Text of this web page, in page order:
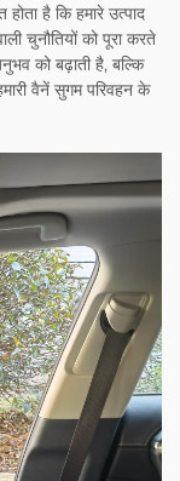
है कि हमारे उत्पाद
चुनौतियों को पूरा करते
को बढ़ाती है, बल्कि
वैनें सुगम परिवहन के